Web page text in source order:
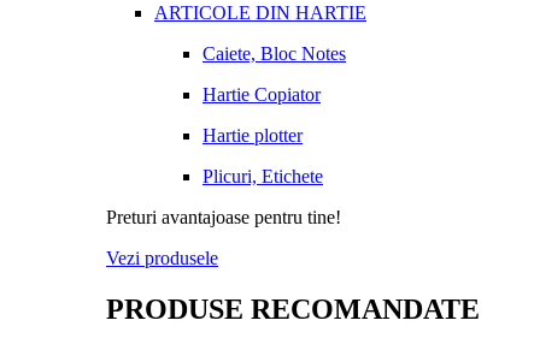
ARTICOLE DIN HARTIE
Caiete, Bloc Notes
Hartie Copiator
Hartie plotter
Plicuri, Etichete
Preturi avantajoase pentru tine!
Vezi produsele
PRODUSE RECOMANDATE